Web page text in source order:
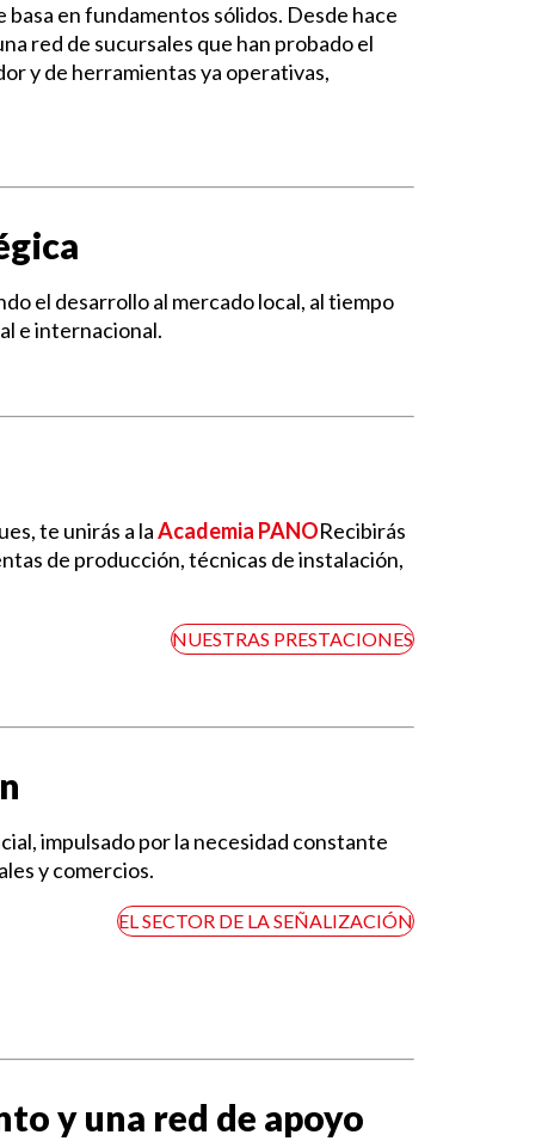
basa en fundamentos sólidos. Desde hace
red de sucursales que han probado el
y de herramientas ya operativas,
el desarrollo al mercado local, al tiempo
e internacional.
te unirás a laAcademia PANORecibirás
de producción, técnicas de instalación,
NUESTRAS PRESTACIONES
impulsado por la necesidad constante
y comercios.
EL SECTOR DE LA SEÑALIZACIÓN
y una red de apoyo